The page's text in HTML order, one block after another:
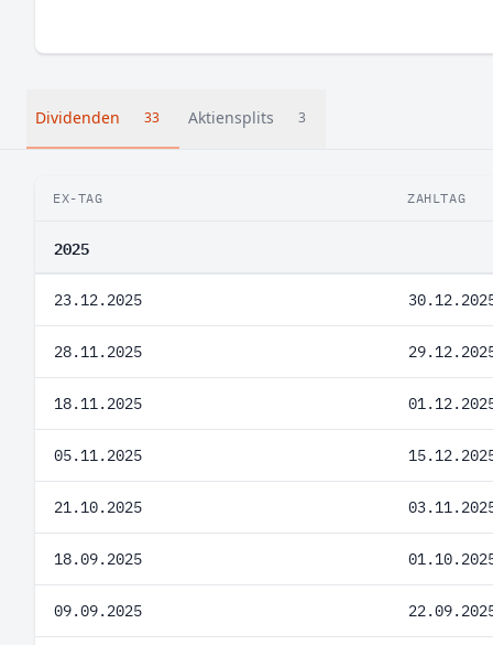
Dividenden 33 Aktiensplits 3
EX-TAG ZAHLTAG
2025
23.12.2025
28.11.2025
18.11.2025
05.11.2025
21.10.2025
18.09.2025
09.09.2025